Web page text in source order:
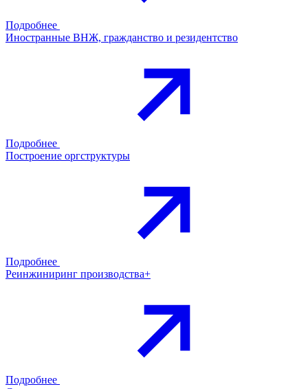
Подробнее
Иностранные ВНЖ, гражданство и резидентство
Подробнее
Построение оргструктуры
Подробнее
Реинжиниринг производства+
Подробнее